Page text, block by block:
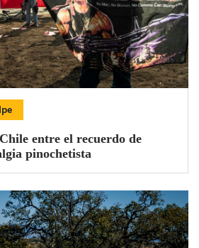
entre el recuerdo de
pinochetista